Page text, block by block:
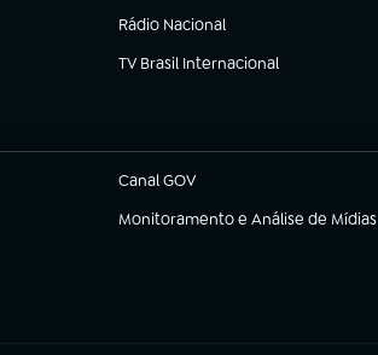
Rádio Nacional
TV Brasil Internacional
(abre em nova aba)
Canal GOV
(abre em nova aba)
Monitoramento e Análise de Mídias
(abre em nova aba)